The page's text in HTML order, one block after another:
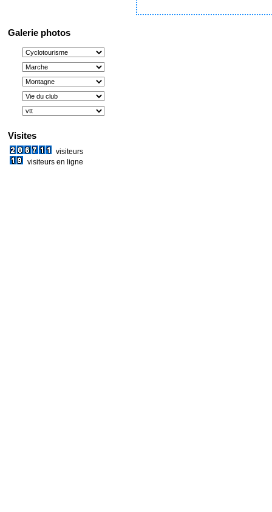
Galerie photos
Visites
visiteurs
visiteurs en ligne